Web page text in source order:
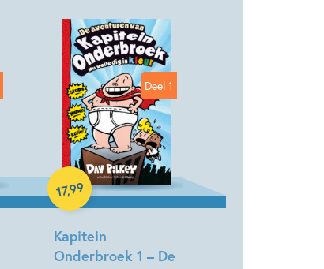
Deel 1
Kapitein
Onderbroek 1 – De
17,99
Hardcover